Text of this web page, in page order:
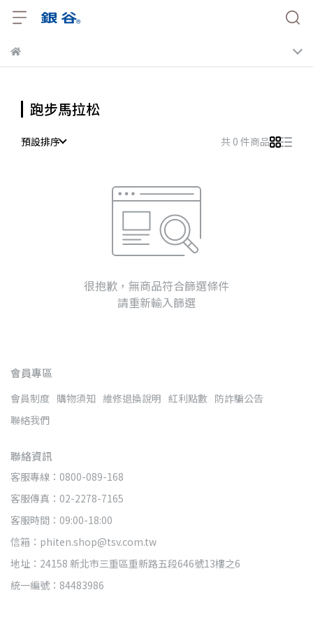
跑步馬拉松
預設排序 共 0 件商品
很抱歉，無商品符合篩選條件
請重新輸入篩選
會員專區
會員制度 購物須知 維修退換說明 紅利點數 防詐騙公告
聯絡我們
聯絡資訊
客服專線：0800-089-168
客服傳真：02-2278-7165
客服時間：09:00-18:00
信箱：phiten.shop@tsv.com.tw
地址：24158 新北市三重區重新路五段646號13樓之6
統一編號：84483986